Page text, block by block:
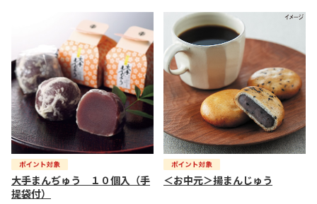
大手まんぢゅう １０個入（手
提袋付）
＜お中元＞揚まんじゅう